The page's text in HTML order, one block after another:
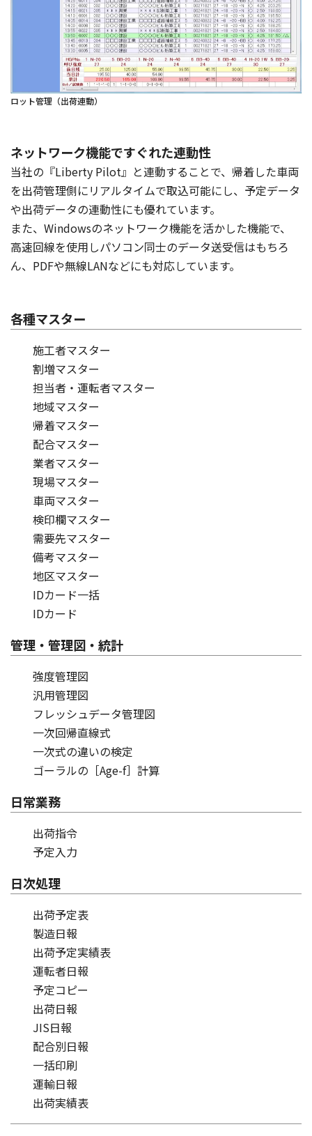
ロット管理（出荷連動）
ネットワーク機能ですぐれた連動性
当社の『Liberty Pilot』と連動することで、帰着した車両
を出荷管理側にリアルタイムで取込可能にし、予定データ
や出荷データの連動性にも優れています。
また、Windowsのネットワーク機能を活かした機能で、
高速回線を使用しパソコン同士のデータ送受信はもちろ
ん、PDFや無線LANなどにも対応しています。
各種マスター
施工者マスター
割増マスター
担当者・運転者マスター
地域マスター
帰着マスター
配合マスター
業者マスター
現場マスター
車両マスター
検印欄マスター
需要先マスター
備考マスター
地区マスター
IDカード一括
IDカード
管理・管理図・統計
強度管理図
汎用管理図
フレッシュデータ管理図
一次回帰直線式
一次式の違いの検定
ゴーラルの［Age-f］計算
日常業務
出荷指令
予定入力
日次処理
出荷予定表
製造日報
出荷予定実績表
運転者日報
予定コピー
出荷日報
JIS日報
配合別日報
一括印刷
運輸日報
出荷実績表